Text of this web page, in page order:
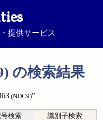
提供サービス
の検索結果
(NDC9)”
検索 識別子検索